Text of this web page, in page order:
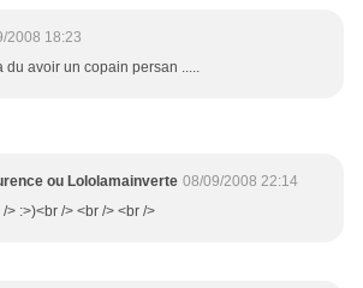
2008 18:23
du avoir un copain persan .....
ou Lololamainverte 08/09/2008 22:14
/> :>)<br /> <br /> <br />